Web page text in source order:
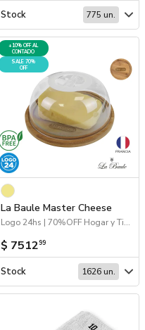
Stock 775 un.
+10% OFF AL
CONTADO
SALE 70%
OFF
La Baule Master Cheese
Logo 24hs | 70%OFF Hogar y Tiempo Libre | Hogar y Tiempo Libre
$ 751299
Stock 1626 un.